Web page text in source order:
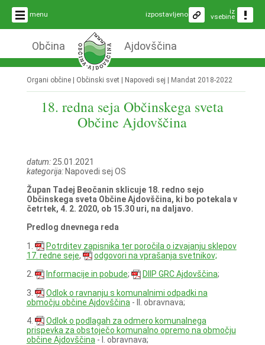
menu iz
vsebine
izpostavljeno
Občina Ajdovščina
Organi občine | Občinski svet | Napovedi sej | Mandat 2018-2022
18. redna seja Občinskega sveta
Občine Ajdovščina
datum:25.01.2021
kategorija:Napovedi sej OS
Župan Tadej Beočanin sklicuje 18. redno sejo
Občinskega sveta Občine Ajdovščina, ki bo potekala v
četrtek, 4. 2. 2020, ob 15.30 uri, na daljavo.
Predlog dnevnega reda
1.
Potrditev zapisnika ter poročila o izvajanju sklepov
17. redne seje,
odgovori na vprašanja svetnikov;
2.
Informacije in pobude; DIIP GRC Ajdovščina;
3.
Odlok o ravnanju s komunalnimi odpadki na
območju občine Ajdovščina - II. obravnava;
4.
Odlok o podlagah za odmero komunalnega
prispevka za obstoječo komunalno opremo na območju
občine Ajdovščina - I. obravnava;